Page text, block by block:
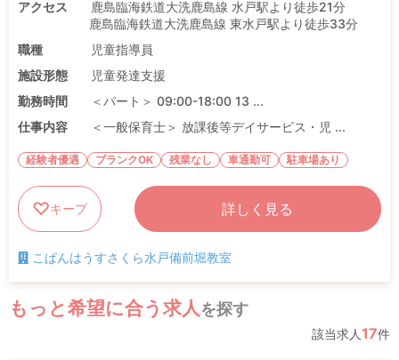
アクセス
鹿島臨海鉄道大洗鹿島線 水戸駅より徒歩21分
鹿島臨海鉄道大洗鹿島線 東水戸駅より徒歩33分
職種
児童指導員
施設形態
児童発達支援
勤務時間
＜パート＞ 09:00-18:00 13 ...
仕事内容
＜一般保育士＞ 放課後等デイサービス・児 ...
経験者優遇 ブランクOK 残業なし 車通勤可 駐車場あり
キープ 詳しく見る
こぱんはうすさくら水戸備前堀教室
もっと希望に合う求人 を探す
該当求人17件